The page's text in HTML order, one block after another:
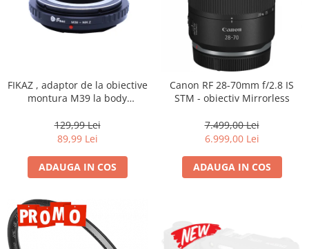
FIKAZ , adaptor de la obiective
montura M39 la body
129,99 Lei
89,99 Lei
ADAUGA IN COS
Canon RF 28-70mm f/2.8 IS
STM - obiectiv Mirrorless
7.499,00 Lei
6.999,00 Lei
ADAUGA IN COS